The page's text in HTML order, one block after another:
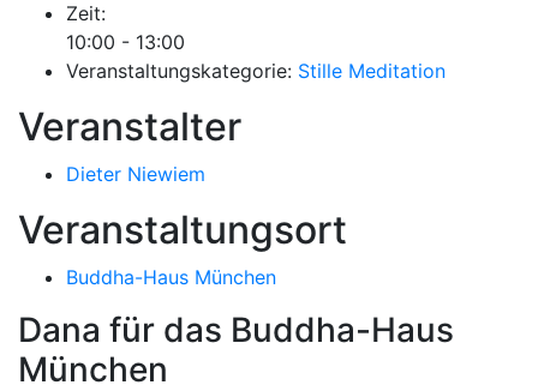
Zeit:
10:00 - 13:00
Veranstaltungskategorie: Stille Meditation
Veranstalter
Dieter Niewiem
Veranstaltungsort
Buddha-Haus München
Dana für das Buddha-Haus
München